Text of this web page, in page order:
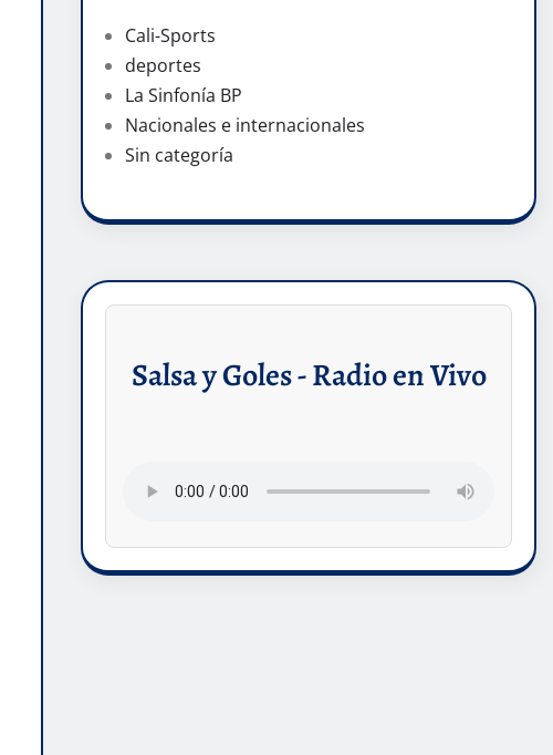
Cali-Sports
deportes
La Sinfonía BP
Nacionales e internacionales
Sin categoría
Salsa y Goles - Radio en Vivo